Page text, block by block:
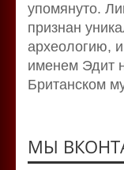
упомянуто.
признан
археологию,
именем Эдит
Британском
МЫ